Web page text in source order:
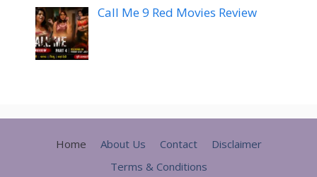
Call Me 9 Red Movies Review
Home About Us Contact
Disclaimer
Terms & Conditions